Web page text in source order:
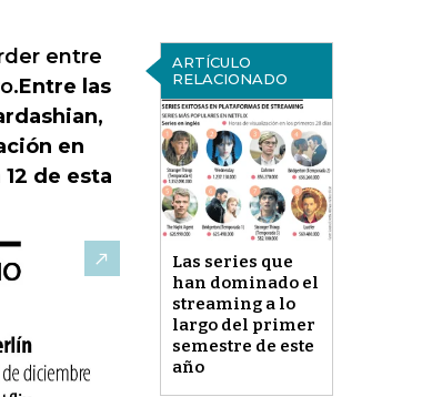
ARTÍCULO
RELACIONADO
Las series que
han dominado el
streaming a lo
largo del primer
semestre de este
año
entre
Entre las
en
de esta